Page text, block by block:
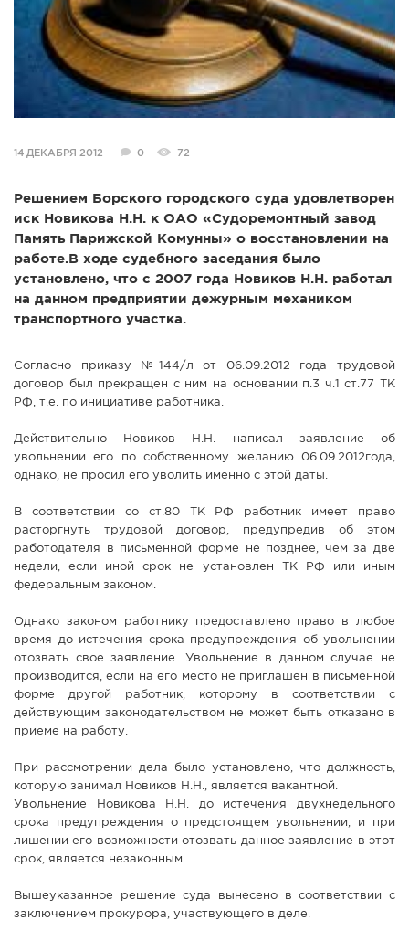
14 ДЕКАБРЯ 2012 0 72
Решением Борского городского суда удовлетворен
иск Новикова Н.Н. к ОАО «Судоремонтный завод
Память Парижской Комунны» о восстановлении на
работе.В ходе судебного заседания было
установлено, что с 2007 года Новиков Н.Н. работал
на данном предприятии дежурным механиком
транспортного участка.
Согласно приказу №144/л от 06.09.2012 года трудовой
договор был прекращен с ним на основании п.3 ч.1 ст.77 ТК
РФ, т.е. по инициативе работника.
Действительно Новиков Н.Н. написал заявление об
увольнении его по собственному желанию 06.09.2012года,
однако, не просил его уволить именно с этой даты.
В соответствии со ст.80 ТК РФ работник имеет право
расторгнуть трудовой договор, предупредив об этом
работодателя в письменной форме не позднее, чем за две
недели, если иной срок не установлен ТК РФ или иным
федеральным законом.
Однако законом работнику предоставлено право в любое
время до истечения срока предупреждения об увольнении
отозвать свое заявление. Увольнение в данном случае не
производится, если на его место не приглашен в письменной
форме другой работник, которому в соответствии с
действующим законодательством не может быть отказано в
приеме на работу.
При рассмотрении дела было установлено, что должность,
которую занимал Новиков Н.Н., является вакантной.
Увольнение Новикова Н.Н. до истечения двухнедельного
срока предупреждения о предстоящем увольнении, и при
лишении его возможности отозвать данное заявление в этот
срок, является незаконным.
Вышеуказанное решение суда вынесено в соответствии с
заключением прокурора, участвующего в деле.